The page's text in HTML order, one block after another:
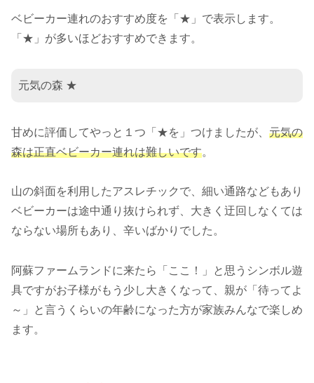
ベビーカー連れのおすすめ度を「★」で表示します。
「★」が多いほどおすすめできます。
元気の森 ★
甘めに評価してやっと１つ「★を」つけましたが、 元気の
森は正直ベビーカー連れは難しいです。
山の斜面を利用したアスレチックで、細い通路などもあり
ベビーカーは途中通り抜けられず、大きく迂回しなくては
ならない場所もあり、辛いばかりでした。
阿蘇ファームランドに来たら「ここ！」と思うシンボル遊
具ですがお子様がもう少し大きくなって、親が「待ってよ
～」と言うくらいの年齢になった方が家族みんなで楽しめ
ます。